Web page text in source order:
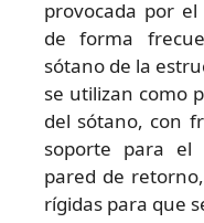
provocada por
de forma
sótano de la
se utilizan como
del sótano, con
soporte para el
pared de
rígidas para que